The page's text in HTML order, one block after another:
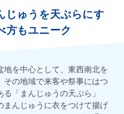
じゅうを天ぷらにす
方もユニーク
を中心として、東西南北を
その地域で来客や祭事にはつ
「まんじゅうの天ぷら」
まんじゅうに衣をつけて揚げ